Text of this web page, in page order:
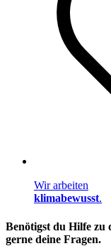
Wir arbeiten
klimabewusst.
Benötigst du Hilfe zu
gerne deine Fragen.